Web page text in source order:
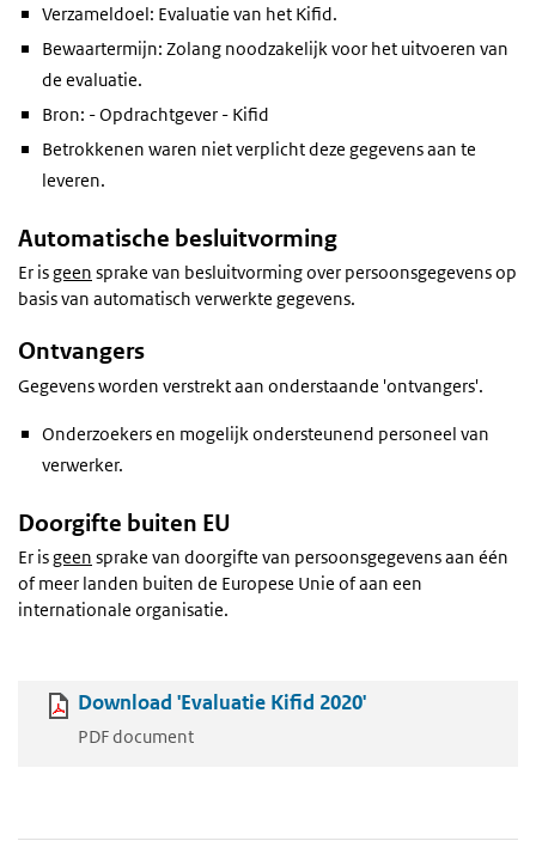
Verzameldoel: Evaluatie van het Kifid.
Bewaartermijn: Zolang noodzakelijk voor het uitvoeren van
de evaluatie.
Bron: - Opdrachtgever - Kifid
Betrokkenen waren niet verplicht deze gegevens aan te
leveren.
Automatische besluitvorming
Er isgeen sprake van besluitvorming over persoonsgegevens op
basis van automatisch verwerkte gegevens.
Ontvangers
Gegevens worden verstrekt aan onderstaande 'ontvangers'.
Onderzoekers en mogelijk ondersteunend personeel van
verwerker.
Doorgifte buiten EU
Er isgeen sprake van doorgifte van persoonsgegevens aan één
of meer landen buiten de Europese Unie of aan een
internationale organisatie.
Download 'Evaluatie Kifid 2020'
PDF document